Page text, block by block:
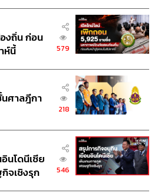
งถิ่น ก่อน
ห์นี้
579
ศาลฎีกา
218
นโดนีเซีย
จเชิงรุก
546